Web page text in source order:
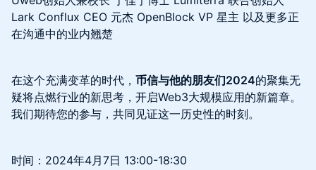
Lark Conflux CEO 元杰 OpenBlock VP 星主 以及更多正
在沟通中的业内翘楚
在这个充满变革的时代， 币信与他的朋友们2024的聚集无
疑将点燃行业的新思考，开启Web3大规模应用的新篇章。
我们期待您的参与，共同见证这一历史性的时刻。
时间：2024年4月7日 13:00-18:30